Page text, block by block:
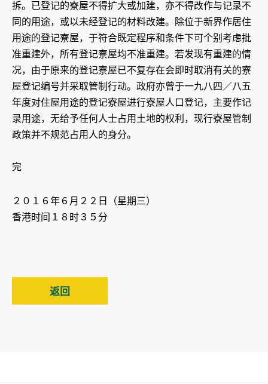
拆。已登记的寮屋不得扩大或加建，亦不得改作与记录不
同的用途，或以未经登记的材料改建。除位于新界作居住
用途的登记寮屋，于符合既定程序和条件下可个别考虑批
准重建外，所有登记寮屋均不准重建。若发现有重建的情
况，由于原来的登记寮屋已不复存在会即时取消有关的寮
屋登记编号并采取管制行动。政府亦曾于一九八四／八五
年度对住屋用途的登记寮屋进行寮屋人口登记，主要作记
录用途，无给予任何人士占用土地的权利，现行寮屋管制
政策并不规范占用人的身分。
完
２０１６年６月２２日（星期三）
香港时间１８时３５分
返回